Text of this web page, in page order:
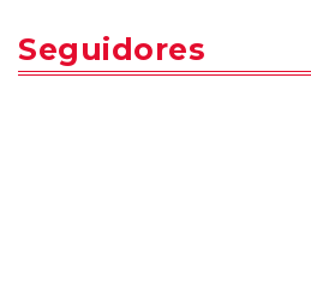
Seguidores